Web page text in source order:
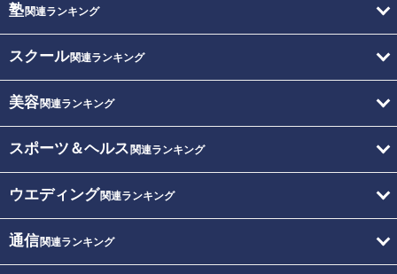
塾関連ランキング
スクール関連ランキング
美容関連ランキング
スポーツ＆ヘルス 関連ランキング
ウエディング関連ランキング
通信関連ランキング